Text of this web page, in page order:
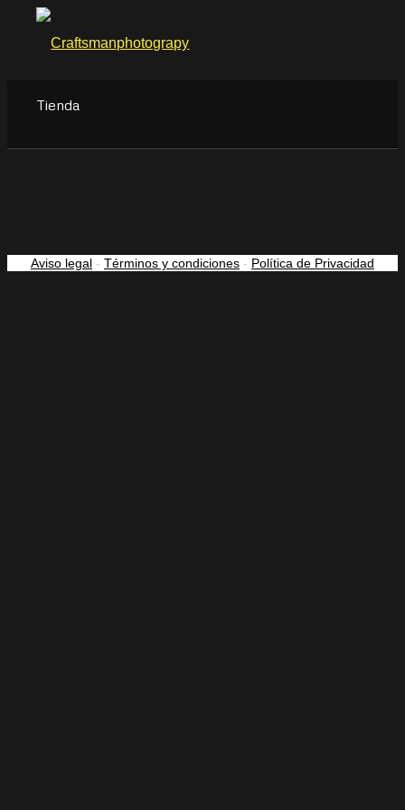
Tienda
Aviso legal - Términos y condiciones - Política de Privacidad